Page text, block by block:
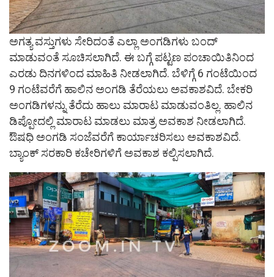
ಅಗತ್ಯ ವಸ್ತುಗಳು ಸೇರಿದಂತೆ ಎಲ್ಲಾ ಅಂಗಡಿಗಳು ಬಂದ್
ಮಾಡುವಂತೆ ಸೂಚಿಸಲಾಗಿದೆ. ಈ ಬಗ್ಗೆ ಪಟ್ಟಣ ಪಂಚಾಯಿತಿನಿಂದ
ಎರಡು ದಿನಗಳಿಂದ ಮಾಹಿತಿ ನೀಡಲಾಗಿದೆ. ಬೆಳಿಗ್ಗೆ 6 ಗಂಟೆಯಿಂದ
9 ಗಂಟೆವರೆಗೆ ಹಾಲಿನ ಅಂಗಡಿ ತೆರೆಯಲು ಅವಕಾಶವಿದೆ. ಬೇಕರಿ
ಅಂಗಡಿಗಳನ್ನು ತೆರೆದು ಹಾಲು ಮಾರಾಟ ಮಾಡುವಂತಿಲ್ಲ. ಹಾಲಿನ
ಡಿಪ್ಪೋದಲ್ಲಿ ಮಾರಾಟ ಮಾಡಲು ಮಾತ್ರ ಅವಕಾಶ ನೀಡಲಾಗಿದೆ.
ಔಷಧಿ ಅಂಗಡಿ ಸಂಜೆವರೆಗೆ ಕಾರ್ಯಾಚರಿಸಲು ಅವಕಾಶವಿದೆ.
ಬ್ಯಾಂಕ್ ಸರಕಾರಿ ಕಚೇರಿಗಳಿಗೆ ಅವಕಾಶ ಕಲ್ಪಿಸಲಾಗಿದೆ.